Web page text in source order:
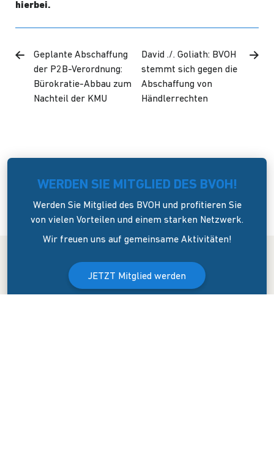
hierbei.
Geplante Abschaffung
der P2B-Verordnung:
Bürokratie-Abbau zum
Nachteil der KMU
David ./. Goliath: BVOH
stemmt sich gegen die
Abschaffung von
Händlerrechten
WERDEN SIE MITGLIED DES BVOH!
Werden Sie Mitglied des BVOH und profitieren Sie
von vielen Vorteilen und einem starken Netzwerk.
Wir freuen uns auf gemeinsame Aktivitäten!
JETZT Mitglied werden